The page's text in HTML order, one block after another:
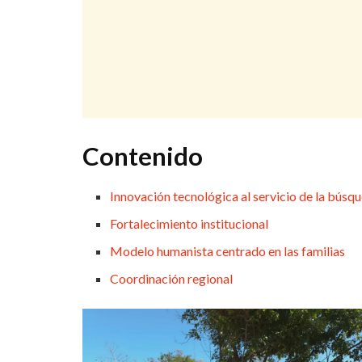
Contenido
Innovación tecnológica al servicio de la
Fortalecimiento institucional
Modelo humanista centrado en las familias
Coordinación regional